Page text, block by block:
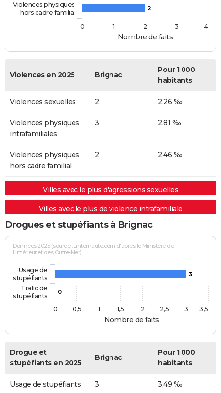
Nombre de faits
2
Violences physiques
hors cadre familial
0
1 2 3 4
Violences en 2025 Brignac
Pour 1 000
habitants
Violences sexuelles 2 2,26 ‰
Violences physiques
intrafamiliales
3 2,81 ‰
Violences physiques
hors cadre familial
2 2,46 ‰
Villes avec le plus d'agressions sexuelles
Villes avec le plus de violence intrafamiliale
Drogues et stupéfiants à Brignac
Nombre de faits
Données 2025 (source : Linternaute.com d'après le Ministère de
l'Intérieur et des Outre-Mer)
3
0
Usage de
stupéfiants
Trafic de
stupéfiants
0
0,5 1 1,5 2 2,5 3 3,5
Drogue et
stupéfiants en 2025
Brignac
Pour 1 000
habitants
Usage de stupéfiants 3 3,49 ‰